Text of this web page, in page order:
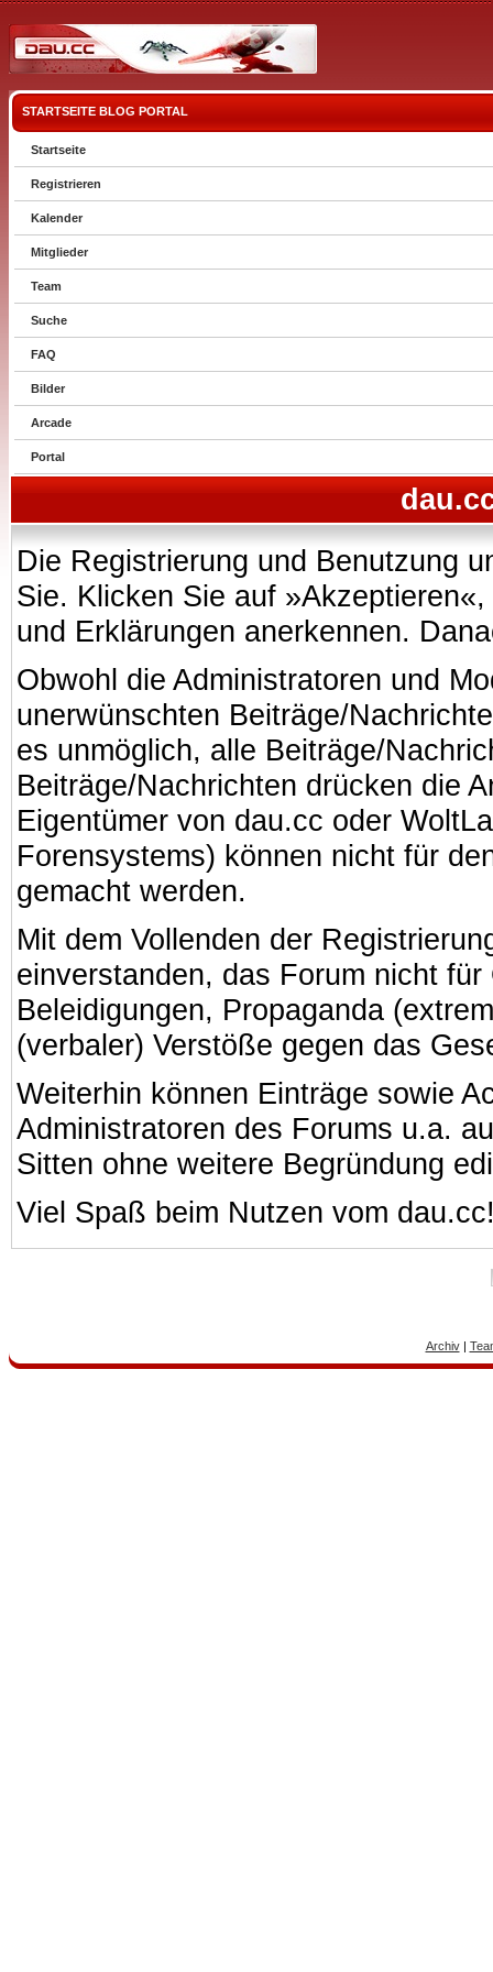
STARTSEITE BLOG PORTAL
Startseite
Registrieren
Kalender
Mitglieder
Team
Suche
FAQ
Bilder
Arcade
Portal
Die Registrierung und Benutzung
Sie. Klicken Sie auf
und Erklärungen anerkennen.
Obwohl die Administratoren und
unerwünschten Beiträge/
es unmöglich, alle Beiträge/
Beiträge/Nachrichten drücken die
Eigentümer von dau.cc oder
Forensystems) können nicht für
gemacht werden.
Mit dem Vollenden der
einverstanden, das Forum nicht
Beleidigungen, Propaganda
(verbaler) Verstöße gegen das
Weiterhin können Einträge sowie
Administratoren des Forums u.a.
Sitten ohne weitere Begründung
Viel Spaß beim Nutzen vom
Archiv|